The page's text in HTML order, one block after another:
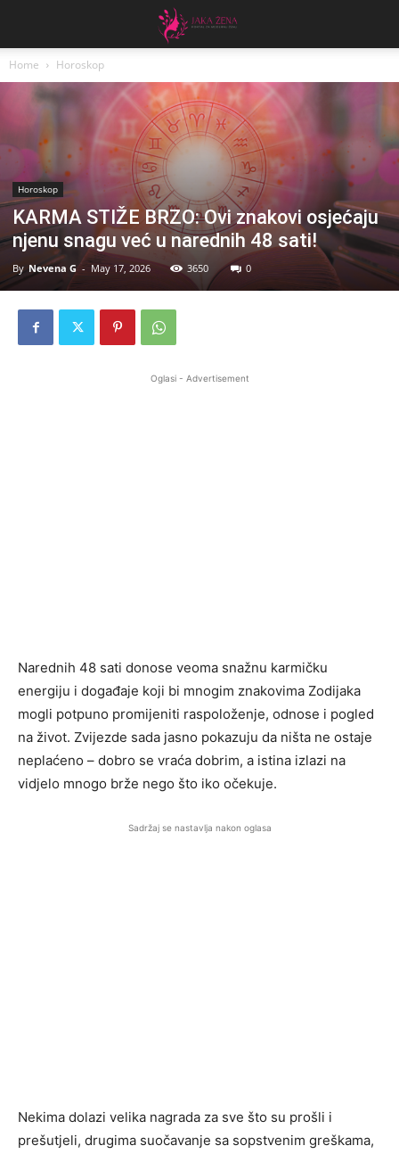
Home Horoskop
Horoskop
KARMA STIŽE BRZO: Ovi znakovi osjećaju
njenu snagu već u narednih 48 sati!
By Nevena G - May 17, 2026 3650 0
Oglasi - Advertisement
Narednih 48 sati donose veoma snažnu karmičku
energiju i događaje koji bi mnogim znakovima Zodijaka
mogli potpuno promijeniti raspoloženje, odnose i pogled
na život. Zvijezde sada jasno pokazuju da ništa ne ostaje
neplaćeno – dobro se vraća dobrim, a istina izlazi na
vidjelo mnogo brže nego što iko očekuje.
Sadržaj se nastavlja nakon oglasa
Nekima dolazi velika nagrada za sve što su prošli i
prešutjeli, drugima suočavanje sa sopstvenim greškama,